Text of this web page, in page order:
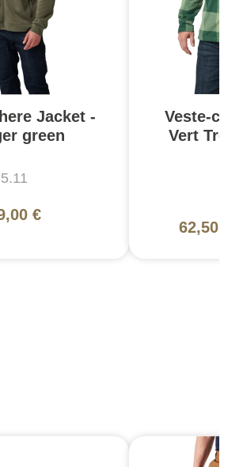
Jacket -
green
5.11
€
Veste-
Vert
62,50 €